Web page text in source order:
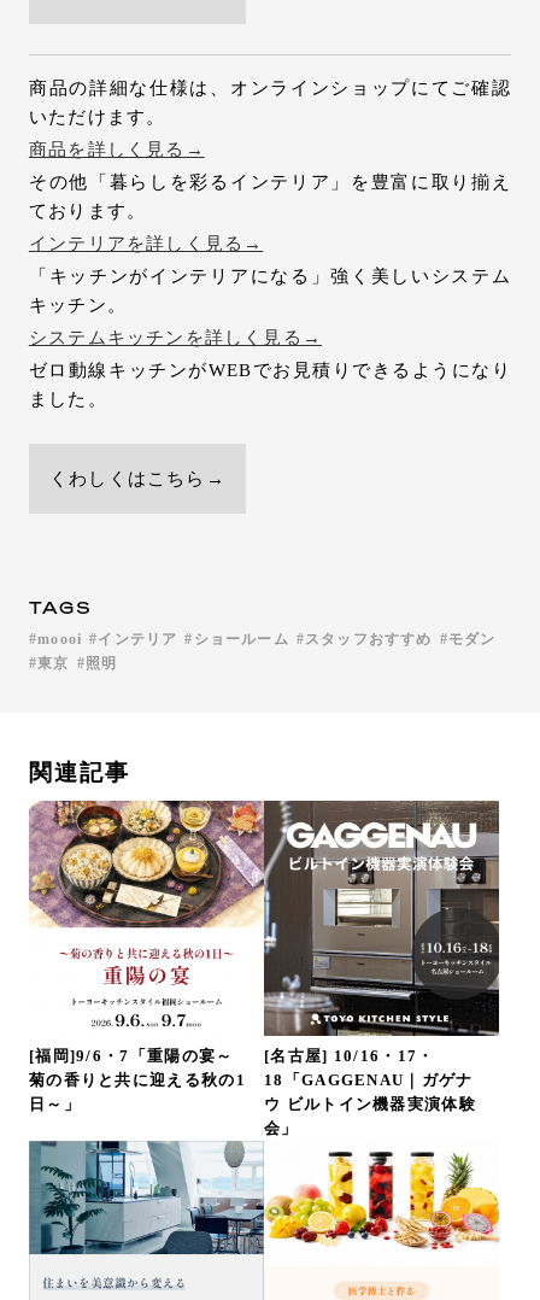
商品の詳細な仕様は、オンラインショップにてご確認
いただけます。
商品を詳しく見る→
その他「暮らしを彩るインテリア」を豊富に取り揃え
ております。
インテリアを詳しく見る→
「キッチンがインテリアになる」強く美しいシステム
キッチン。
システムキッチンを詳しく見る→
ゼロ動線キッチンがWEBでお見積りできるようになり
ました。
くわしくはこちら→
TAGS
moooi インテリア ショールーム スタッフおすすめ
モダン
東京
照明
関連記事
[福岡]9/6・7「重陽の宴～
菊の香りと共に迎える秋の1
日～」
[名古屋] 10/16・17・
18「GAGGENAU｜ガゲナ
ウ ビルトイン機器実演体験
会」